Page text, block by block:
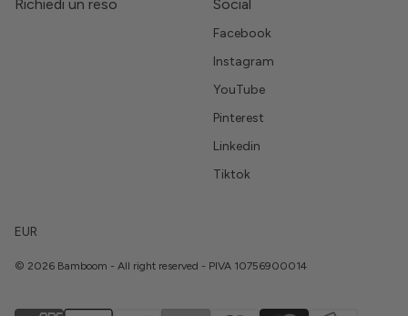
Richiedi un reso Social
Facebook
Instagram
YouTube
Pinterest
Linkedin
Tiktok
EUR
© 2026 Bamboom - All right reserved - PIVA 10756900014